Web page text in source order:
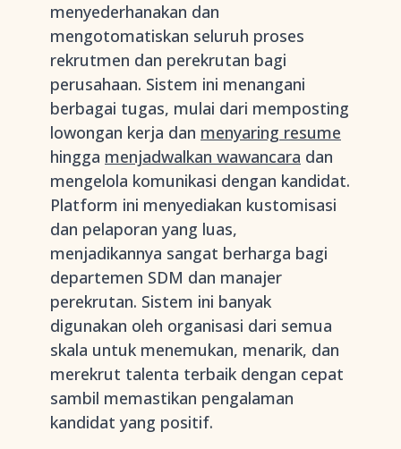
menyederhanakan dan
mengotomatiskan seluruh proses
rekrutmen dan perekrutan bagi
perusahaan. Sistem ini menangani
berbagai tugas, mulai dari memposting
lowongan kerja dan menyaring resume
hingga menjadwalkan wawancara dan
mengelola komunikasi dengan kandidat.
Platform ini menyediakan kustomisasi
dan pelaporan yang luas,
menjadikannya sangat berharga bagi
departemen SDM dan manajer
perekrutan. Sistem ini banyak
digunakan oleh organisasi dari semua
skala untuk menemukan, menarik, dan
merekrut talenta terbaik dengan cepat
sambil memastikan pengalaman
kandidat yang positif.